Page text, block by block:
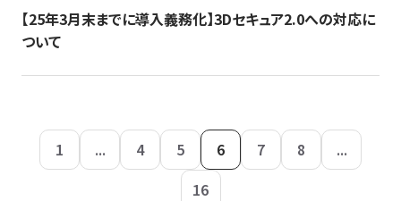
【25年3月末までに導入義務化】3Dセキュア2.0への対応に
ついて
1 ... 4 5 6 7 8
...
16